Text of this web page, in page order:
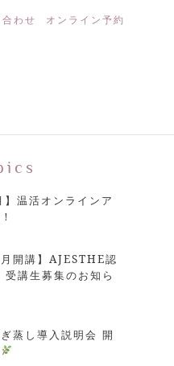
わせ オンライン予約
温活オンラインア
開講】AJESTHE認
講生募集のお知ら
蒸し導入説明会 開